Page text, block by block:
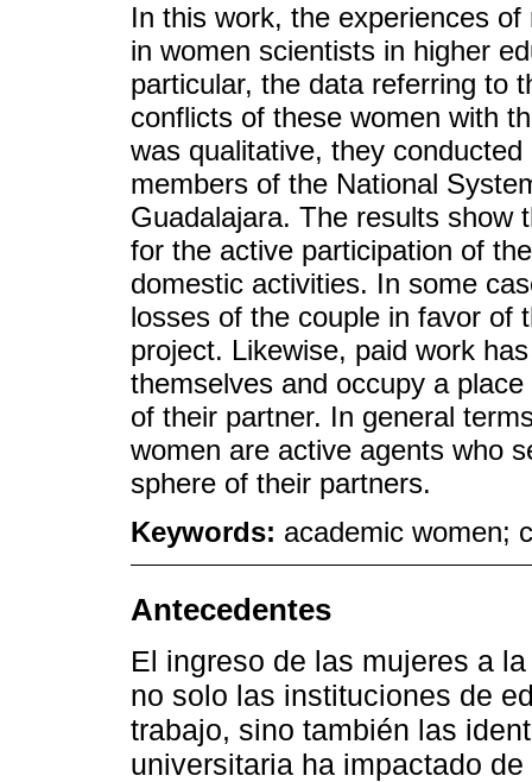
In this work, the experiences
in women scientists in higher
particular, the data referring to
conflicts of these women with
was qualitative, they
members of the National
Guadalajara. The results show
for the active participation of
domestic activities. In some
losses of the couple in favor of
project. Likewise, paid work
themselves and occupy a
of their partner. In general
women are active agents who
sphere of their partners.
Keywords: academic women;
Antecedentes
El ingreso de las mujeres a
no solo las instituciones de
trabajo, sino también las
universitaria ha impactado